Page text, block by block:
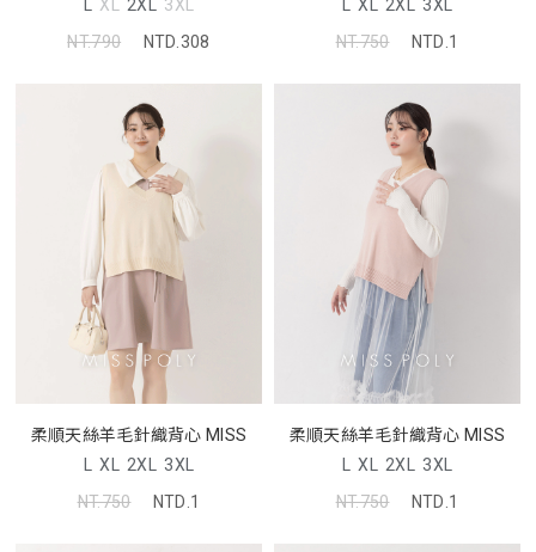
L XL 2XL 3XL
NT.790
NTD.308
L XL 2XL 3XL
NT.750
NTD.1
柔順天絲羊毛針織背心 MISS
L XL 2XL 3XL
NT.750
NTD.1
柔順天絲羊毛針織背心 MISS
L XL 2XL 3XL
NT.750
NTD.1